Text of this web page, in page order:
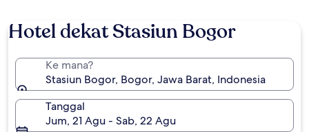
Hotel dekat Stasiun Bogor
Ke mana?
Stasiun Bogor, Bogor, Jawa Barat, Indonesia
Tanggal
Jum, 21 Agu - Sab, 22 Agu